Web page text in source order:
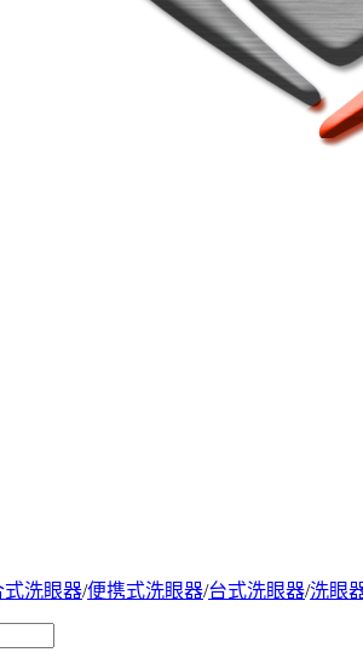
式洗眼器/便携式洗眼器/台式洗眼器/洗眼